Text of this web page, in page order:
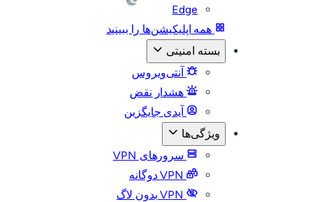
Edge
همه اپلیکیشن‌ها را ببینید
بسته امنیتی
آنتی‌ویروس
هشدار نقض
آیدی جایگزین
ویژگی‌ها
سرورهای VPN
VPN دوگانه
VPN بدون لاگ